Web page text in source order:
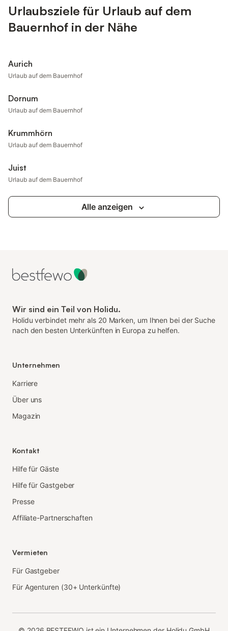
Urlaubsziele für Urlaub auf dem
Bauernhof in der Nähe
Aurich
Urlaub auf dem Bauernhof
Dornum
Urlaub auf dem Bauernhof
Krummhörn
Urlaub auf dem Bauernhof
Juist
Urlaub auf dem Bauernhof
Alle anzeigen
Wir sind ein Teil von Holidu.
Holidu verbindet mehr als 20 Marken, um Ihnen bei der Suche
nach den besten Unterkünften in Europa zu helfen.
Unternehmen
Karriere
Über uns
Magazin
Kontakt
Hilfe für Gäste
Hilfe für Gastgeber
Presse
Affiliate-Partnerschaften
Vermieten
Für Gastgeber
Für Agenturen (30+ Unterkünfte)